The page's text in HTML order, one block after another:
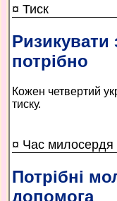
¤ Тиск
Ризикувати
потрібно
Кожен четвертий
тиску.
¤ Час милосердя
Потрібні
допомога